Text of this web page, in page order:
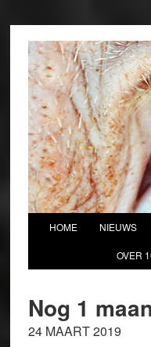
HOME NIEUWS
OVER
Nog 1
24 MAART 2019